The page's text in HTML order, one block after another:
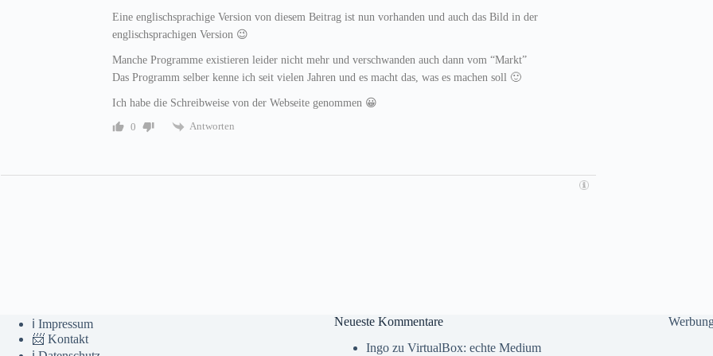
Eine englischsprachige Version von diesem Beitrag ist nun vorhanden und auch das Bild in der
englischsprachigen Version 😉
Manche Programme existieren leider nicht mehr und verschwanden auch dann vom “Markt”
Das Programm selber kenne ich seit vielen Jahren und es macht das, was es machen soll 🙂
Ich habe die Schreibweise von der Webseite genommen 😀
0
Antworten
ℹ️ Impressum
📨 Kontakt
Neueste Kommentare
Ingozu VirtualBox: echte Medium